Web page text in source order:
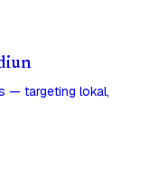
— targeting lokal,